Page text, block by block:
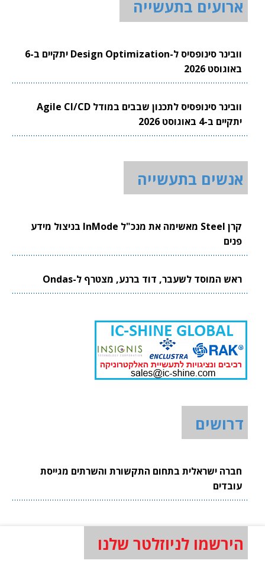
ארועים בתעשייה
וובינר סינופסיס ל-Design Optimization יתקיים ב-6
באוגוסט 2026
וובינר סינופסיס לתכנון שבבים במודל Agile CI/CD
יתקיים ב-4 באוגוסט 2026
אנשים בתעשייה
קרן Steel מאשימה את מנכ"ל InMode בניצול מידע
פנים
ראש המוסד לשעבר, דוד ברנע, מצטרף ל-Ondas
דרושים
חברה ישראלית בתחום התקשורת והשרתים מגייסת
עובדים
הירשמו לניוזלטר שלנו